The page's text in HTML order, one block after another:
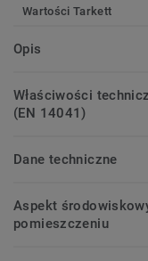
Wartości Tarkett
Opis
Właściwości
(EN 14041)
Dane techniczne
Aspekt
pomieszczeniu